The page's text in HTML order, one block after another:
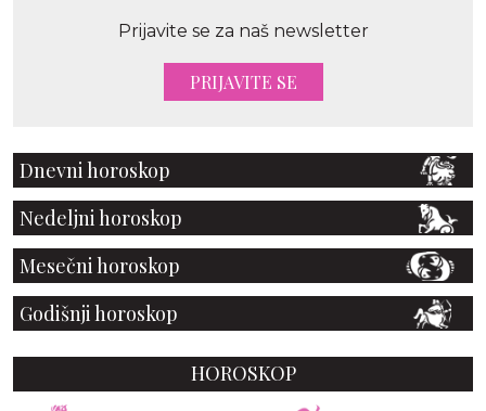
Prijavite se za naš newsletter
PRIJAVITE SE
Dnevni horoskop
Nedeljni horoskop
Mesečni horoskop
Godišnji horoskop
HOROSKOP